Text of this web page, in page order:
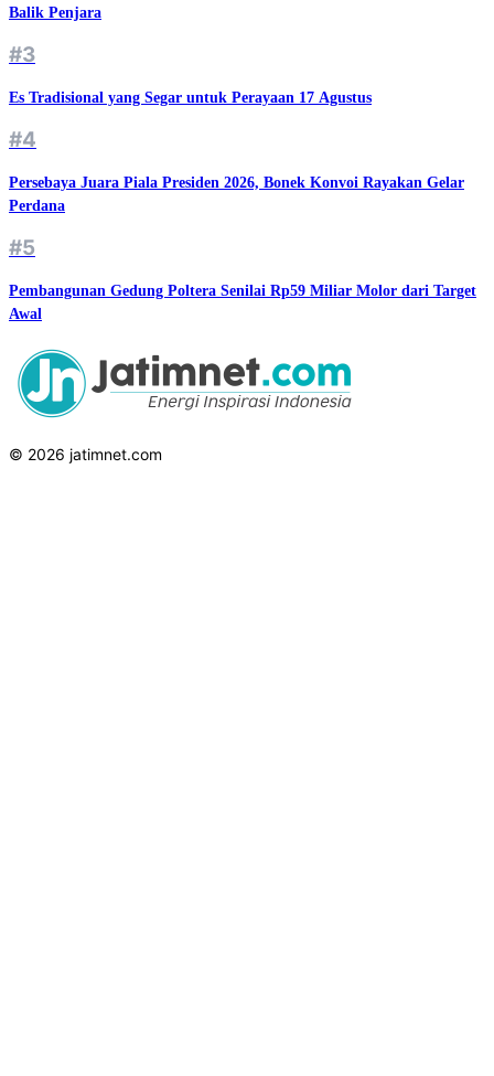
Balik Penjara
#3
Es Tradisional yang Segar untuk Perayaan 17 Agustus
#4
Persebaya Juara Piala Presiden 2026, Bonek Konvoi Rayakan Gelar
Perdana
#5
Pembangunan Gedung Poltera Senilai Rp59 Miliar Molor dari Target
Awal
© 2026 jatimnet.com